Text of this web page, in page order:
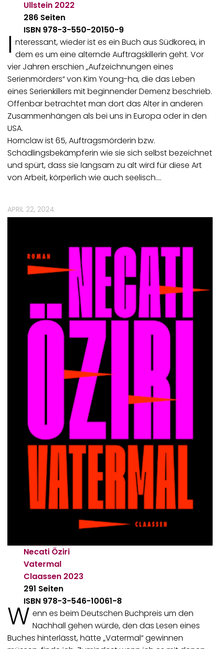
Ullstein 2022
286 Seiten
ISBN 978-3-550-20150-9
I nteressant, wieder ist es ein Buch aus Südkorea, in
dem es um eine alternde Auftragskillerin geht. Vor
vier Jahren erschien „Aufzeichnungen eines
Serienmörders“ von Kim Young-ha, die das Leben
eines Serienkillers mit beginnender Demenz beschrieb.
Offenbar betrachtet man dort das Alter in anderen
Zusammenhängen als bei uns in Europa oder in den
USA.
Hornclaw ist 65, Auftragsmörderin bzw.
Schädlingsbekämpferin wie sie sich selbst bezeichnet
und spürt, dass sie langsam zu alt wird für diese Art
von Arbeit, körperlich wie auch seelisch.…
APRIL 22, 2024
Necati Öziri
Vatermal
Claassen 2023
291 Seiten
ISBN 978-3-546-10061-8
W enn es beim Deutschen Buchpreis um den
Nachhall gehen würde, den das Lesen eines
Buches hinterlässt, hätte „Vatermal“ gewinnen